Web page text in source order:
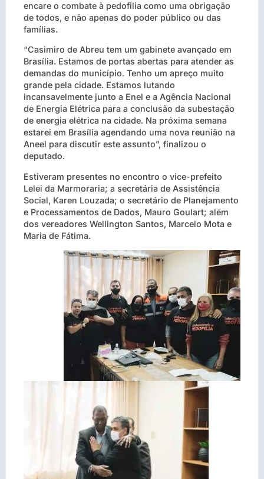
encare o combate à pedofilia como uma obrigação
de todos, e não apenas do poder público ou das
famílias.
“Casimiro de Abreu tem um gabinete avançado em
Brasília. Estamos de portas abertas para atender as
demandas do município. Tenho um apreço muito
grande pela cidade. Estamos lutando
incansavelmente junto a Enel e a Agência Nacional
de Energia Elétrica para a conclusão da subestação
de energia elétrica na cidade. Na próxima semana
estarei em Brasília agendando uma nova reunião na
Aneel para discutir este assunto”, finalizou o
deputado.
Estiveram presentes no encontro o vice-prefeito
Lelei da Marmoraria; a secretária de Assistência
Social, Karen Louzada; o secretário de Planejamento
e Processamentos de Dados, Mauro Goulart; além
dos vereadores Wellington Santos, Marcelo Mota e
Maria de Fátima.